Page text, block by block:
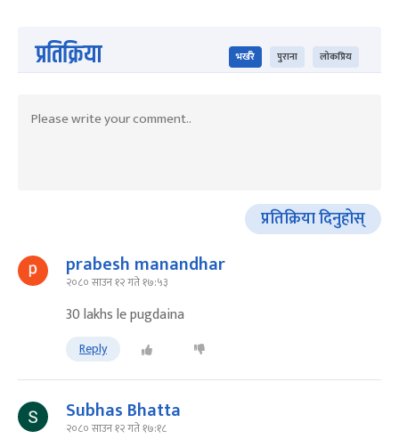
प्रतिक्रिया भर्खरै पुराना लोकप्रिय
प्रतिक्रिया दिनुहोस्
prabesh manandhar
२०८० साउन १२ गते १७:५३
30 lakhs le pugdaina
Reply
Subhas Bhatta
२०८० साउन १२ गते १७:१८